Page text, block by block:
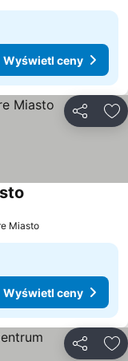
Wyświetl ceny
Miasto
Wyświetl ceny